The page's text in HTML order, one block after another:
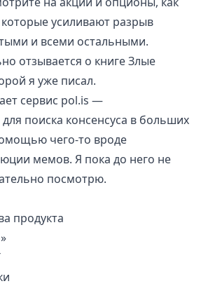
которые усиливают разрыв
и всеми остальными.
отзывается о книгеЗлые
я уже писал.
сервис pol.is —
поиска консенсуса в больших
чего-то вроде
мемов. Я пока до него не
посмотрю.
продукта